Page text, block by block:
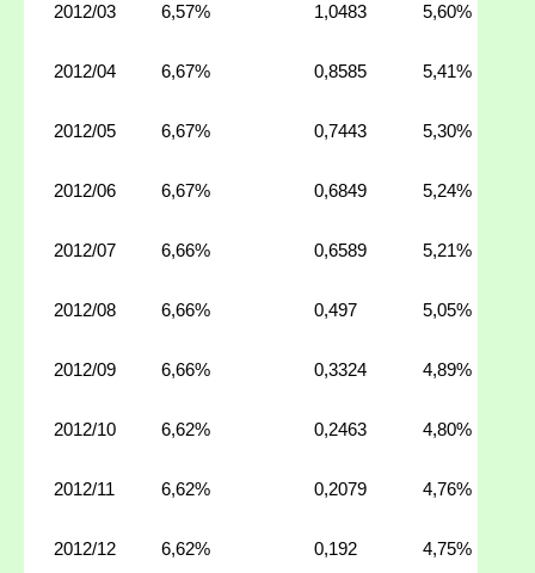
2012/03 6,57% 1,0483 5,60%
2012/04 6,67% 0,8585 5,41%
2012/05 6,67% 0,7443 5,30%
2012/06 6,67% 0,6849 5,24%
2012/07 6,66% 0,6589 5,21%
2012/08 6,66% 0,497 5,05%
2012/09 6,66% 0,3324 4,89%
2012/10 6,62% 0,2463 4,80%
2012/11 6,62% 0,2079 4,76%
2012/12 6,62% 0,192 4,75%